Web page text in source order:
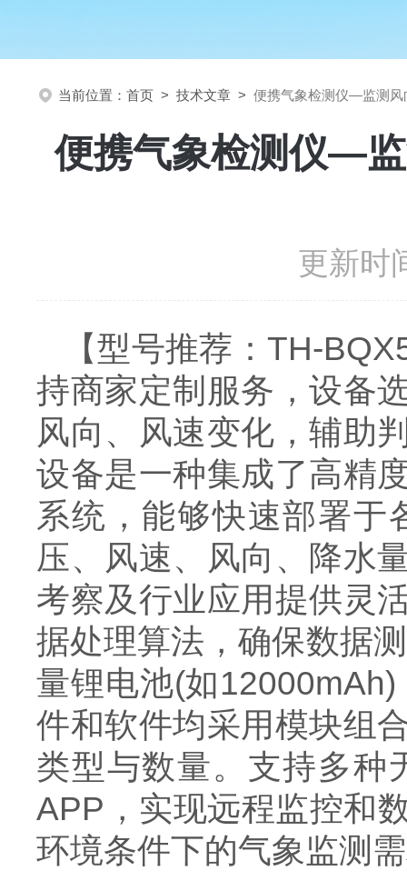
当前位置： 首页 > 技术文章 > 便携气象检测仪—监测风
便携气象检测仪—
更新时
【型号推荐：TH-
持商家定制服务，设备
风向、风速变化，辅助
设备是一种集成了高精
系统，能够快速部署于
压、风速、风向、降水
考察及行业应用提供灵
据处理算法，确保数据
量锂电池(如
件和软件均采用模块组
类型与数量。支持多种
APP，实现远程监控和
环境条件下的气象监测